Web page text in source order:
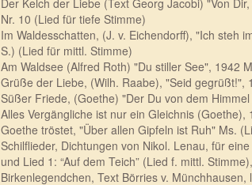
Der Kelch der Liebe (Text Georg Jacobi) "Von
Nr. 10 (Lied für tiefe Stimme)
Im Waldesschatten, (J. v. Eichendorff), "Ich steh
S.) (Lied für mittl. Stimme)
Am Waldsee (Alfred Roth) "Du stiller See", 1942
Grüße der Liebe, (Wilh. Raabe), "Seid gegrüßt!",
Süßer Friede, (Goethe) "Der Du von dem
Alles Vergängliche ist nur ein Gleichnis
Goethe tröstet, "Über allen Gipfeln ist Ruh" Ms.
Schilflieder, Dichtungen von Nikol. Lenau, für
und Lied 1: “Auf dem Teich” (Lied f. mittl.
Birkenlegendchen, Text Börries v.